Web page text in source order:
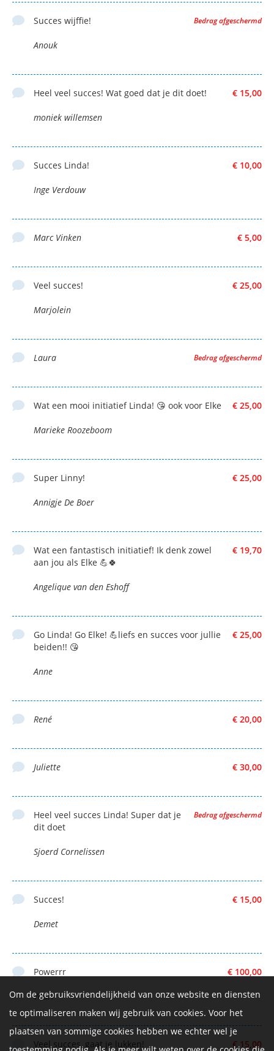
Bedrag afgeschermd
Succes wijffie!
Anouk
€ 15,00
Heel veel succes! Wat goed dat je dit doet!
moniek willemsen
€ 10,00
Succes Linda!
Inge Verdouw
€ 5,00
Marc Vinken
€ 25,00
Veel succes!
Marjolein
Bedrag afgeschermd
Laura
€ 25,00
Wat een mooi initiatief Linda! 😘 ook voor Elke
Marieke Roozeboom
€ 25,00
Super Linny!
Annigje De Boer
€ 19,70
Wat een fantastisch initiatief! Ik denk zowel
aan jou als Elke 💪🍀
Angelique van den Eshoff
€ 25,00
Go Linda! Go Elke! 💪liefs en succes voor jullie
beiden!! 😘
Anne
€ 20,00
René
€ 30,00
Juliette
Bedrag afgeschermd
Heel veel succes Linda! Super dat je
dit doet
Sjoerd Cornelissen
€ 15,00
Succes!
Demet
€ 100,00
Powerrr
Youri
€ 15,00
Veel succes, gaat je lukken!
Om de gebruiksvriendelijkheid van onze website en diensten
te optimaliseren maken wij gebruik van cookies. Voor het
plaatsen van sommige cookies hebben we echter wel je